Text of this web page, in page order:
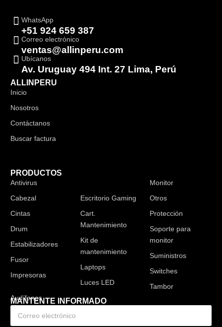
WhatsApp
+51 924 659 387
Correo electrónico
ventas@allinperu.com
Ubícanos
Av. Uruguay 494 Int. 27 Lima, Perú
ALLINPERU
Inicio
Nosotros
Contáctanos
Buscar factura
PRODUCTOS
Antivirus
Cabezal
Cintas
Drum
Estabilizadores
Fusor
Impresoras
Escritorio Gaming
Cart.
Mantenimiento
Kit de
mantenimiento
Laptops
Luces LED
Monitor
Otros
Protección
Soporte para
monitor
Suministros
Switches
Tambor
MANTENTE INFORMADO